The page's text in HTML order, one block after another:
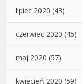
lipiec 2020 (43)
czerwiec 2020 (45)
maj 2020 (57)
kwiecień 2020 (59)